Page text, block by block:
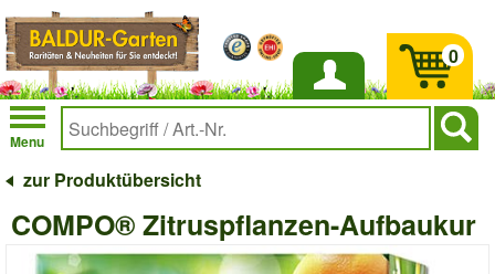
Anmelden
Menu
0
zur Produktübersicht
COMPO® Zitruspflanzen-Aufbaukur